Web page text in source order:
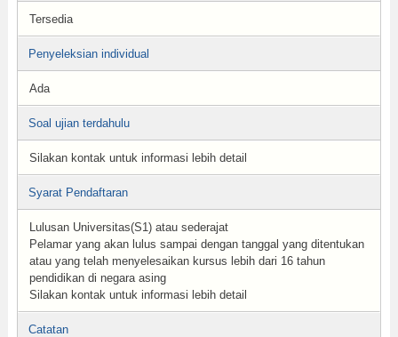
Tersedia
Penyeleksian individual
Ada
Soal ujian terdahulu
Silakan kontak untuk informasi lebih detail
Syarat Pendaftaran
Lulusan Universitas(S1) atau sederajat
Pelamar yang akan lulus sampai dengan tanggal yang ditentukan
atau yang telah menyelesaikan kursus lebih dari 16 tahun
pendidikan di negara asing
Silakan kontak untuk informasi lebih detail
Catatan